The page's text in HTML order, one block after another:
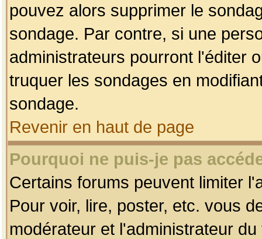
pouvez alors supprimer le
sondage. Par contre, si une
administrateurs pourront l'éditer
truquer les sondages en
sondage.
Revenir en haut de page
Pourquoi ne puis-je pas
Certains forums peuvent limiter
Pour voir, lire, poster, etc. vous
modérateur et l'administrateur